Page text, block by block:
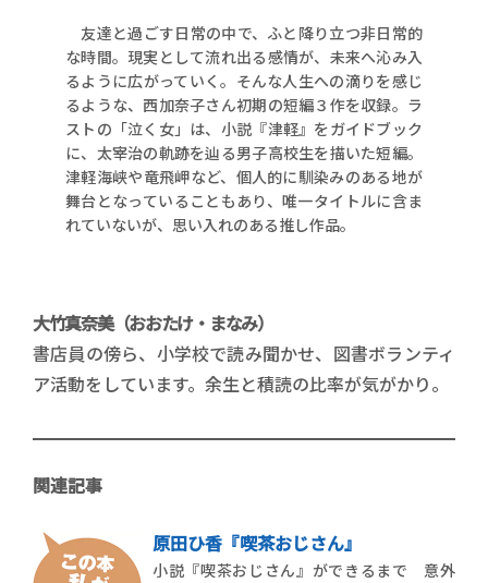
友達と過ごす日常の中で、ふと降り立つ非日常的
な時間。現実として流れ出る感情が、未来へ沁み入
るように広がっていく。そんな人生への滴りを感じ
るような、西加奈子さん初期の短編３作を収録。ラ
ストの「泣く女」は、小説『津軽』をガイドブック
に、太宰治の軌跡を辿る男子高校生を描いた短編。
津軽海峡や竜飛岬など、個人的に馴染みのある地が
舞台となっていることもあり、唯一タイトルに含ま
れていないが、思い入れのある推し作品。
大竹真奈美（おおたけ・まなみ）
書店員の傍ら、小学校で読み聞かせ、図書ボランティ
ア活動をしています。余生と積読の比率が気がかり。
関連記事
原田ひ香『喫茶おじさん』
小説『喫茶おじさん』ができるまで 意外